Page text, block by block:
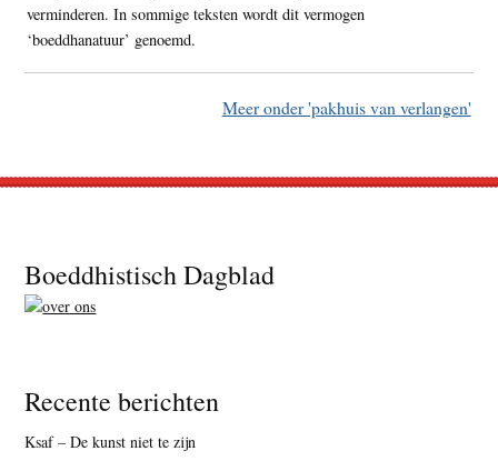
verminderen. In sommige teksten wordt dit vermogen
‘boeddhanatuur’ genoemd.
Meer onder 'pakhuis van verlangen'
Footer
Boeddhistisch Dagblad
Recente berichten
Ksaf – De kunst niet te zijn